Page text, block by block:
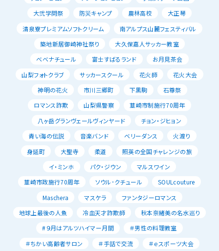
大弐学問祭
防災キャンプ 農林高校
大正琴
清泉寮プレミアムソフトクリーム
南アルプス山麓フェスティバル
築地新居御崎神社祭り
大久保嘉人サッカー教室
べべナチュール
富士すばるランド
お月見茶会
山梨フォトクラブ
サッカースクール 花火師
花火大会
神明の花火
市川三郷町 下黒駒
石尊祭
ロマンス詐欺
山梨県警察
韮崎市制施行70周年
八ヶ岳グランヴェールヴィンヤード
チョン・ジヒョン
青い海の伝説
音楽バンド ベリーダンス
火渡り
身延町
大聖寺 柔道
照英の全国チャレンジの旅
イ・ミンホ
パク・ジウン
マルスワイン
韮崎市政施行70周年
ソウル･クチュール
SOULcouture
Maschera
マスケラ
ファンタジーロマンス
地球上最後の人魚
冷血天才詐欺師
秋本奈緒美の名水巡り
#９月はアルツハイマー月間
＃男性の料理教室
＃ちかい高齢者サロン
＃手話で交流
＃ｅスポーツ大会